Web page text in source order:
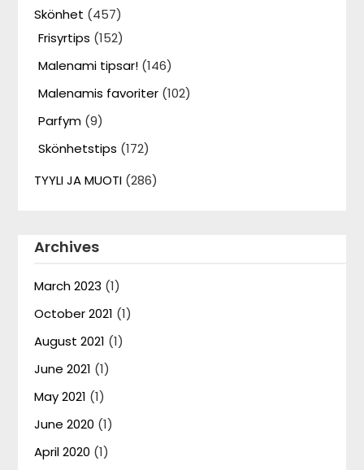
Skönhet (457)
Frisyrtips (152)
Malenami tipsar! (146)
Malenamis favoriter (102)
Parfym (9)
Skönhetstips (172)
TYYLI JA MUOTI (286)
Archives
March 2023 (1)
October 2021 (1)
August 2021 (1)
June 2021 (1)
May 2021 (1)
June 2020 (1)
April 2020 (1)